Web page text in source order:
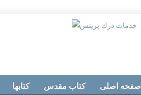
کتابها کتاب مقدس صفحه اصلی